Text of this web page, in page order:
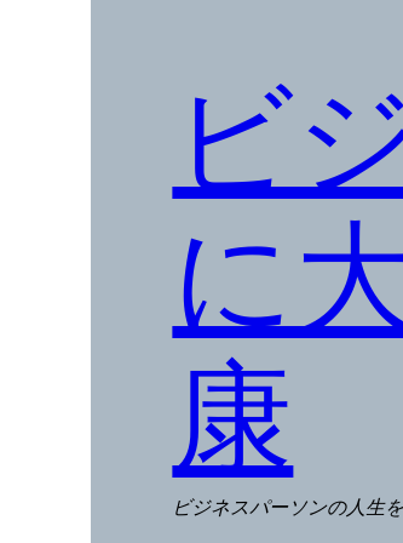
ビ
に
康
ビジネスパーソンの人生